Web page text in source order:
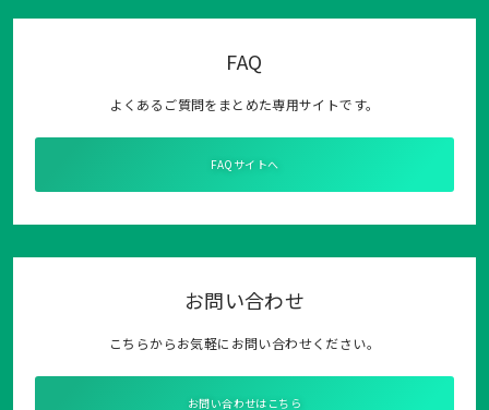
FAQ
よくあるご質問をまとめた専用サイトです。
FAQサイトへ
お問い合わせ
こちらからお気軽にお問い合わせください。
お問い合わせはこちら